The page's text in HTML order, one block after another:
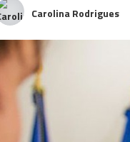
Carolina Rodrigues